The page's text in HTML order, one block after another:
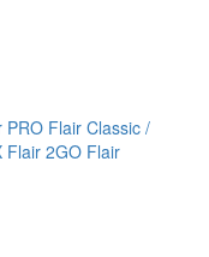
PRO Flair Classic /
Flair 2GO Flair